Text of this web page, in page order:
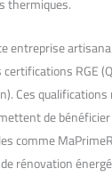
thermiques.
entreprise
RGE
Ces qualifications
de
comme
rénovation